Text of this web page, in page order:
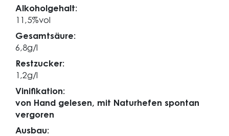
Alkoholgehalt:
11,5%vol
Gesamtsäure:
6,8g/l
Restzucker:
1,2g/l
Vinifikation:
von Hand gelesen, mit Naturhefen spontan
vergoren
Ausbau: